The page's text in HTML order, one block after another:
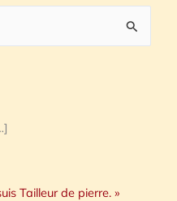
Tailleur de pierre. »